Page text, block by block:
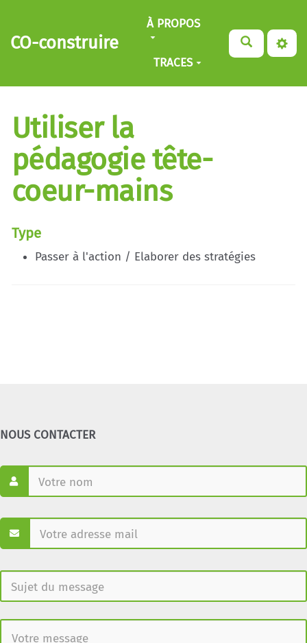
Aller au contenu principal
CO-construire
À PROPOS
TRACES
Utiliser la
pédagogie tête-
coeur-mains
Type
Passer à l'action / Elaborer des stratégies
NOUS CONTACTER